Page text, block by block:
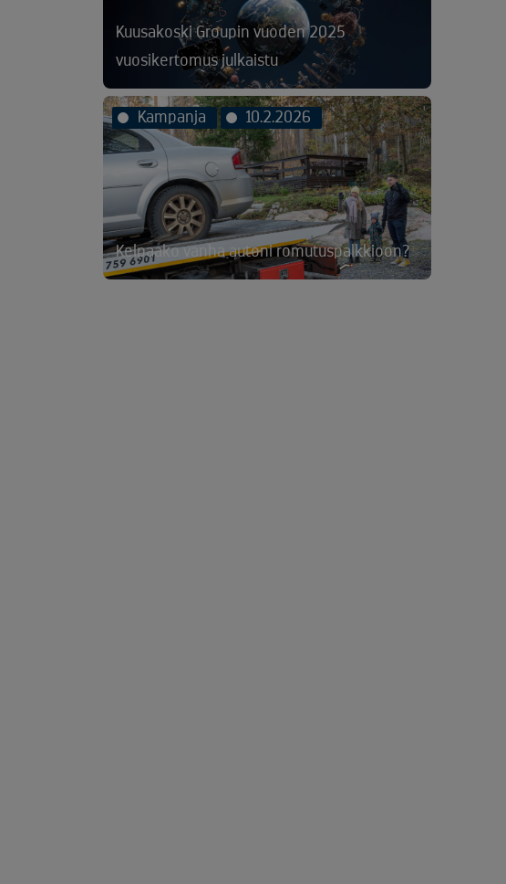
Kuusakoski Groupin vuoden 2025
vuosikertomus julkaistu
Kampanja 10.2.2026
Kelpaako vanha autoni romutuspalkkioon?